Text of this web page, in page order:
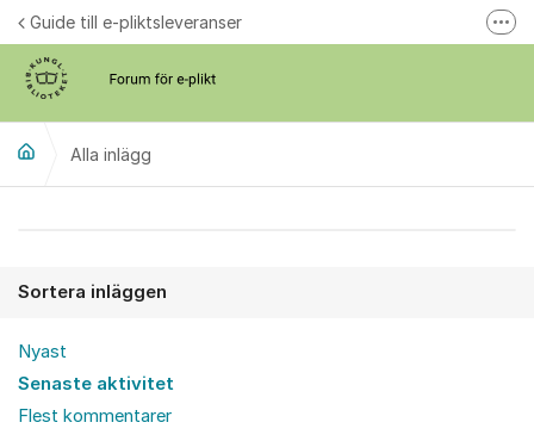
Hoppa till innehåll
Guide till e-pliktsleveranser
Alla inlägg
Sortera inläggen
Nyast
Senaste aktivitet
Flest kommentarer